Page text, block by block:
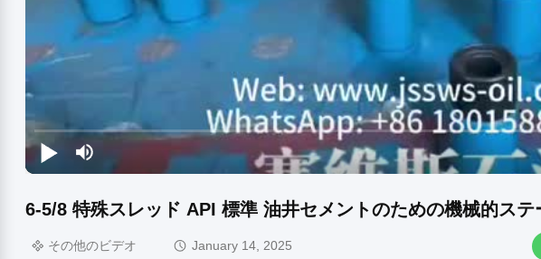
6-5/8 特殊スレッド API 標準 油井セメントのための機械的ステ
その他のビデオ January 14, 2025